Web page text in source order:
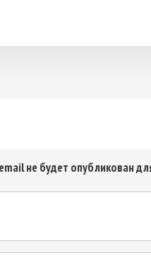
не будет опубликован